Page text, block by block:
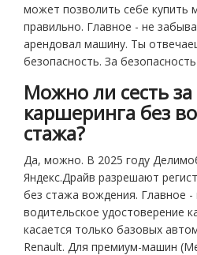
может позволить себе купить
правильно. Главное - не
арендовал машину. Ты
безопасность. За безопасность
Можно ли сесть за
каршеринга без
стажа?
Да, можно. В 2025 году
Яндекс.Драйв разрешают
без стажа вождения. Главное -
водительское удостоверение
касается только базовых
Renault. Для премиум-машин